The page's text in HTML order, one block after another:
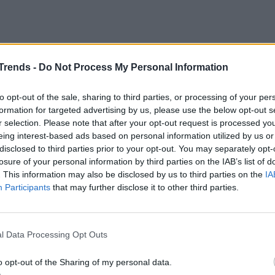
- Do Not Process My Personal Information
opt-out of the sale, sharing to third parties, or processing of your
for targeted advertising by us, please use the below opt-out
selection. Please note that after your opt-out request is processed
interest-based ads based on personal information utilized by us
to third parties prior to your opt-out. You may separately
of your personal information by third parties on the IAB’s list of
This information may also be disclosed by us to third parties on the
Participants that may further disclose it to other third parties.
Data Processing Opt Outs
opt-out of the Sharing of my personal data.
abitudini scorrette: molte persone non
alcuni passaggi fondamentali per
mare.